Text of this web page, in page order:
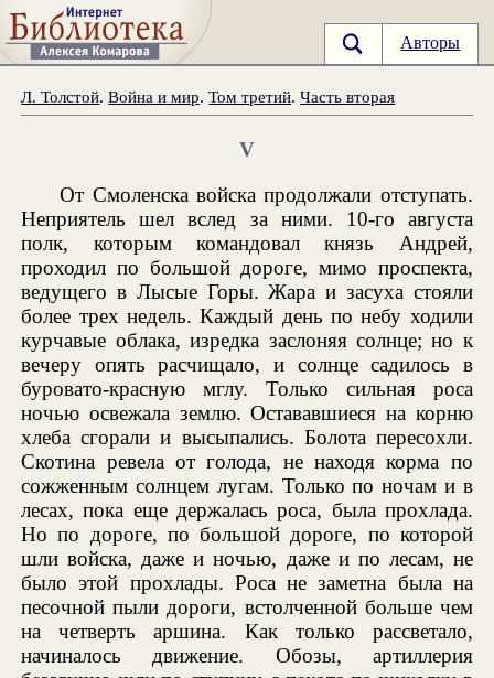
Авторы
Л. Толстой.Война и мир.Том третий.Часть вторая
V
От Смоленска войска продолжали отступать.
Неприятель шел вслед за ними. 10-го августа
полк, которым командовал князь Андрей,
проходил по большой дороге, мимо проспекта,
ведущего в Лысые Горы. Жара и засуха стояли
более трех недель. Каждый день по небу ходили
курчавые облака, изредка заслоняя солнце; но к
вечеру опять расчищало, и солнце садилось в
буровато-красную мглу. Только сильная роса
ночью освежала землю. Остававшиеся на корню
хлеба сгорали и высыпались. Болота пересохли.
Скотина ревела от голода, не находя корма по
сожженным солнцем лугам. Только по ночам и в
лесах, пока еще держалась роса, была прохлада.
Но по дороге, по большой дороге, по которой
шли войска, даже и ночью, даже и по лесам, не
было этой прохлады. Роса не заметна была на
песочной пыли дороги, встолченной больше чем
на четверть аршина. Как только рассветало,
начиналось движение. Обозы, артиллерия